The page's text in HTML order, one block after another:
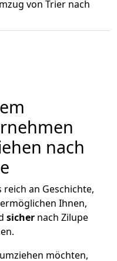
von Trier nach
nach
reich an Geschichte,
Ihnen,
sicher nach Zilupe
möchten,